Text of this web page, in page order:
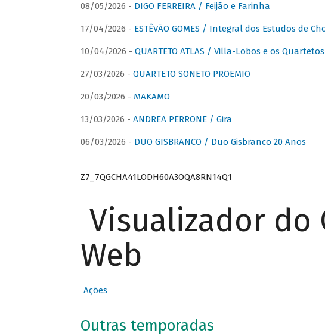
08/05/2026 - DIGO FERREIRA / Feijão e Farinha
17/04/2026 - ESTÊVÃO GOMES / Integral dos Estudos de
10/04/2026 - QUARTETO ATLAS / Villa-Lobos e os
27/03/2026 - QUARTETO SONETO PROEMIO
20/03/2026 - MAKAMO
13/03/2026 - ANDREA PERRONE / Gira
06/03/2026 - DUO GISBRANCO / Duo Gisbranco 20 Anos
Z7_7QGCHA41LODH60A3OQA8RN14Q1
Visualizador do
Web
Ações
Outras temporadas